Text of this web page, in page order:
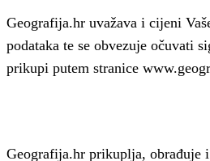
Geografija.hr uvažava i cijeni
podataka te se obvezuje očuvati
prikupi putem stranice
Geografija.hr prikuplja, obrađuje i